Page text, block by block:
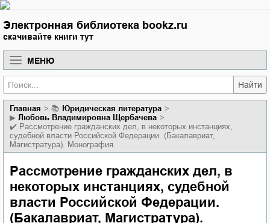
Электронная библиотека bookz.ru
скачивайте книги тут
МЕНЮ
Найти
Главная 📚
юридическая литература
▶ Любовь Владимировна Щербачева
✔️ Рассмотрение гражданских дел, в некоторых инстанциях,
судебной власти Российской Федерации. (Бакалавриат,
Магистратура). Монография.
Рассмотрение гражданских дел, в
некоторых инстанциях, судебной
власти Российской Федерации.
(Бакалавриат, Магистратура).